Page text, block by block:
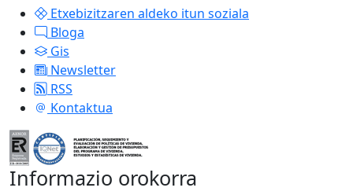
Etxebizitzaren aldeko itun soziala
Bloga
Gis
Newsletter
RSS
Kontaktua
Informazio orokorra